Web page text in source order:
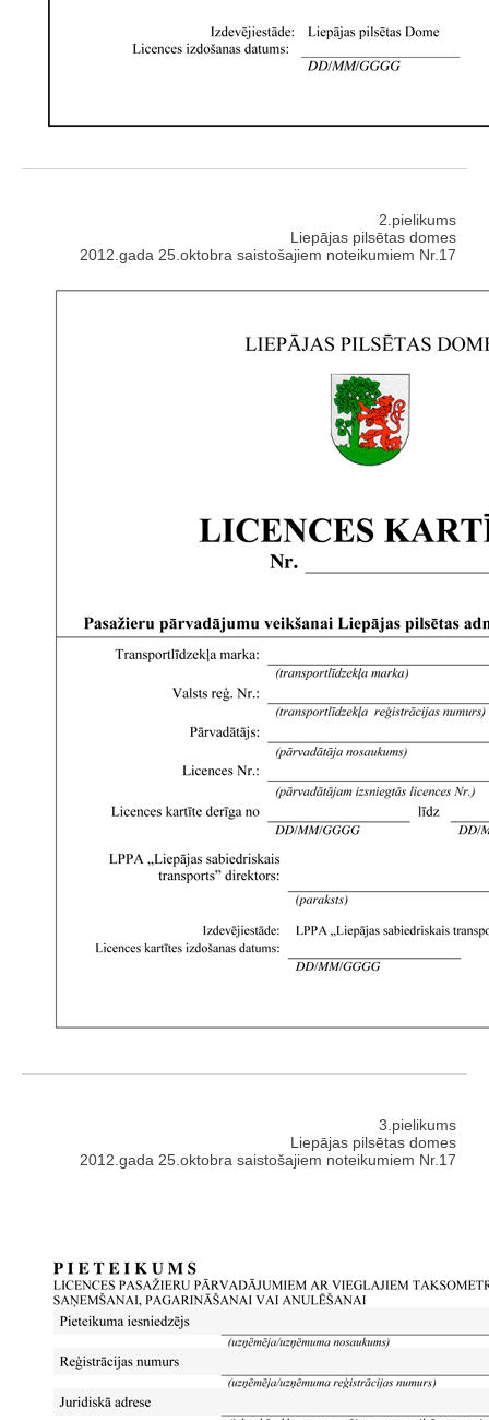
2.pielikums
Liepājas pilsētas domes
2012.gada 25.oktobra saistošajiem noteikumiem Nr.17
3.pielikums
Liepājas pilsētas domes
2012.gada 25.oktobra saistošajiem noteikumiem Nr.17